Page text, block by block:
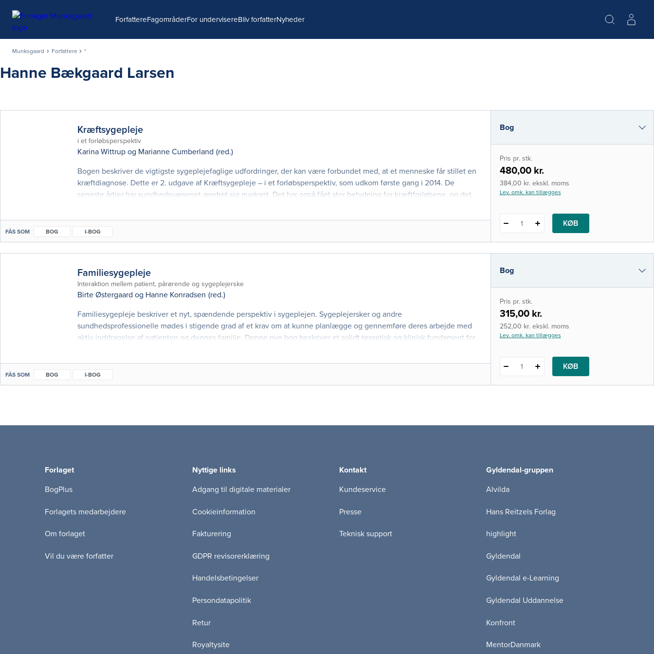
ForfattereFagområderFor undervisereBliv forfatterNyheder
Munksgaard Forfattere *
Hanne Bækgaard Larsen
Kræftsygepleje
i et forløbsperspektiv
Karina Wittrup og Marianne Cumberland (red.)
Bogen beskriver de vigtigste sygeplejefaglige udfordringer, der kan være forbundet med, at et menneske får stillet en
kræftdiagnose. Dette er 2. udgave af Kræftsygepleje – i et forløbsperspektiv, som udkom første gang i 2014. De
seneste årtier har sundhedsvæsenet ændret sig markant. Det har også fået stor betydning for kræftforløbene, og det
FÅS SOM BOG I-BOG
Bog
i-bog
Pris pr. stk.
480,00 kr.
384,00 kr. ekskl. moms
Lev. omk. kan tillægges
1 KØB
Familiesygepleje
Interaktion mellem patient, pårørende og sygeplejerske
Birte Østergaard og Hanne Konradsen (red.)
Familiesygepleje beskriver et nyt, spændende perspektiv i sygeplejen. Sygeplejersker og andre
sundhedsprofessionelle mødes i stigende grad af et krav om at kunne planlægge og gennemføre deres arbejde med
aktiv inddragelse af patienten og dennes familie. Denne nye bog beskriver et solidt teoretisk og klinisk fundament for
FÅS SOM BOG I-BOG
Bog
i-bog
Pris pr. stk.
315,00 kr.
252,00 kr. ekskl. moms
Lev. omk. kan tillægges
1 KØB
Forlaget
BogPlus
Forlagets medarbejdere
Om forlaget
Vil du være forfatter
Nyttige links
Adgang til digitale materialer
Cookieinformation
Fakturering
GDPR revisorerklæring
Handelsbetingelser
Persondatapolitik
Retur
Royaltysite
Kontakt
Kundeservice
Presse
Teknisk support
Gyldendal-gruppen
Alvilda
Hans Reitzels Forlag
highlight
Gyldendal
Gyldendal e-Learning
Gyldendal Uddannelse
Konfront
MentorDanmark